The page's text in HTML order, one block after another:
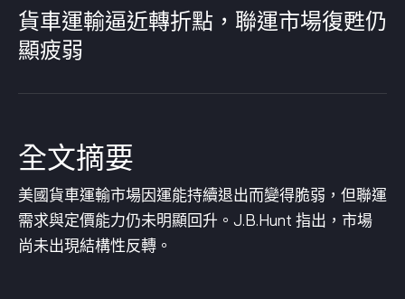
貨車運輸逼近轉折點，聯運市場復甦仍
顯疲弱
全文摘要
美國貨車運輸市場因運能持續退出而變得脆弱，但聯運
需求與定價能力仍未明顯回升。J.B.Hunt 指出，市場
尚未出現結構性反轉。